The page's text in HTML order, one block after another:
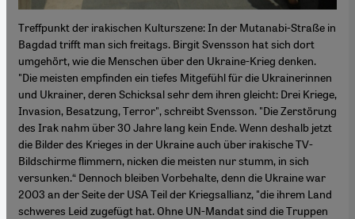
Treffpunkt der irakischen Kulturszene: In der Mutanabi-Straße in
Bagdad trifft man sich freitags. Birgit Svensson hat sich dort
umgehört, wie die Menschen über den Ukraine-Krieg denken.
"Die meisten empfinden ein tiefes Mitgefühl für die Ukrainerinnen
und Ukrainer, deren Schicksal sehr dem ihren gleicht: Drei Kriege,
Invasion, Besatzung, Terror", schreibt Svensson. "Die Zerstörung
des Irak nahm über 30 Jahre lang kein Ende. Wenn deshalb jetzt
die Bilder des Krieges in der Ukraine auch über irakische TV-
Bildschirme flimmern, nicken die meisten nur stumm, in sich
versunken.“ Dennoch bleiben Vorbehalte, denn die Ukraine war
2003 an der Seite der USA Teil der Kriegsallianz, "die ihrem Land
schweres Leid zugefügt hat. Ohne UN-Mandat sind die Truppen